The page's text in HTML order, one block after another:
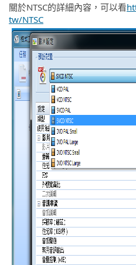
關於NTSC的詳細內容，可以看
tw/NTSC